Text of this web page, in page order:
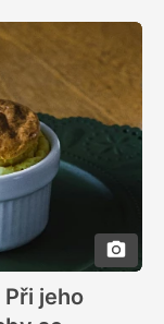
jeho